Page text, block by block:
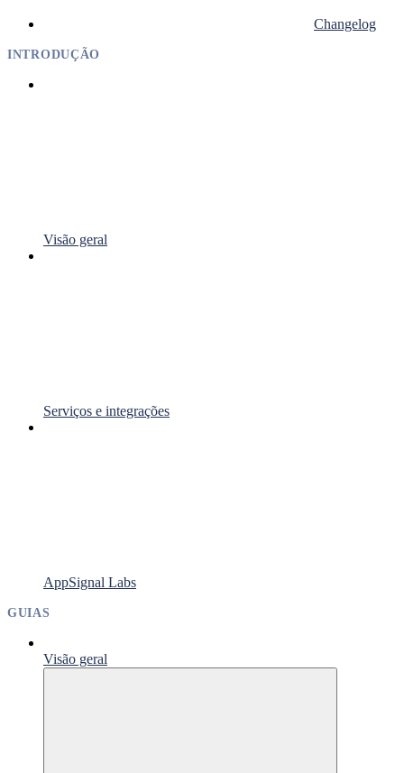
Changelog
INTRODUÇÃO
Visão geral
Serviços e integrações
AppSignal Labs
GUIAS
Visão geral